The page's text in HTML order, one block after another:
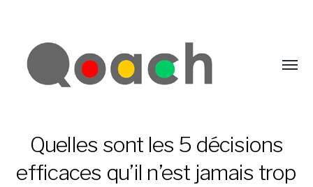
Quelles sont les 5 décisions
efficaces qu’il n’est jamais trop